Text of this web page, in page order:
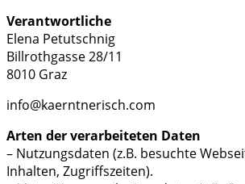
Verantwortliche
Elena Petutschnig
Billrothgasse 28/11
8010 Graz
info@kaerntnerisch.com
Arten der verarbeiteten Daten
– Nutzungsdaten (z.B. besuchte
Inhalten, Zugriffszeiten).